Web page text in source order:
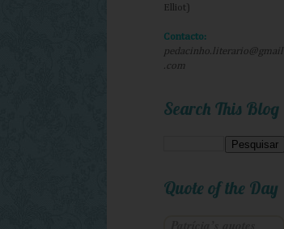
Elliot)
Contacto:
pedacinho.literario@gmail
.com
Search This Blog
Quote of the Day